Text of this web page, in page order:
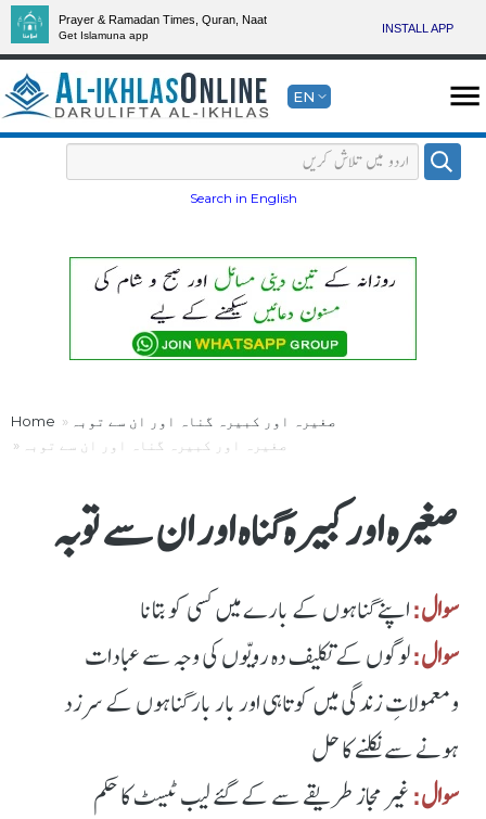
Prayer & Ramadan Times, Quran, Naat
Get Islamuna app
INSTALL APP
EN
Search in English
Home
صغیرہ اور کبیرہ گناہ اور ان سے توبہ
صغیرہ اور کبیرہ گناہ اور ان سے توبہ
صغیرہ اور کبیرہ گناہ اور ان سے توبہ
سوال:اپنے گناہوں کے بارے میں کسی کو بتانا
سوال:لوگوں کے تکلیف دہ رویّوں کی وجہ سے عبادات
ومعمولاتِ زندگی میں کوتاہی اور بار بار گناہوں کے سرزد
ہونے سے نکلنے کا حل
سوال:غیر مجاز طریقے سے کے گئے لیب ٹیسٹ کا حکم